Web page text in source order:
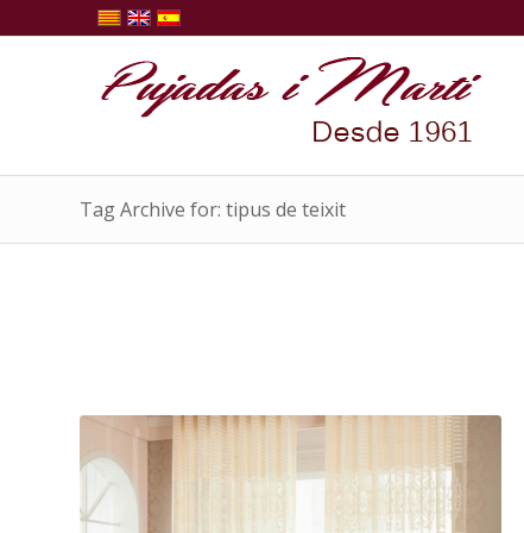
Tag Archive for: tipus de teixit